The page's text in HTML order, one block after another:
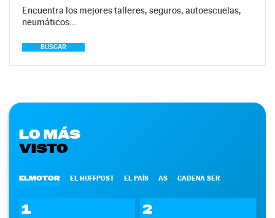
Encuentra los mejores talleres, seguros, autoescuelas,
neumáticos…
BUSCAR
LO MÁS
VISTO
ELMOTOR EL HUFFPOST EL PAÍS AS CADENA SER
1 2